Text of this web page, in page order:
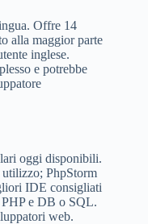
Offre 14
alla maggior parte
inglese.
e potrebbe
oggi disponibili.
PhpStorm
IDE consigliati
e DB o SQL.
web.